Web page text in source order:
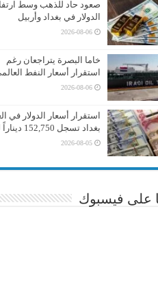
صعود حاد للذهب وسط
الدولار في بغداد وأربيل
2026-08-06
خاما البصرة يتراجعان رغم
استقرار أسعار النفط
2026-08-06
استقرار أسعار الدولار في
بغداد تسجل 152,750 ديناراً للبيع
2026-08-05
على فيسبوك